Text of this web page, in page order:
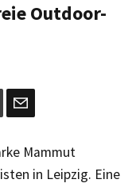
Outdoor-
Mammut
in Leipzig. Eine